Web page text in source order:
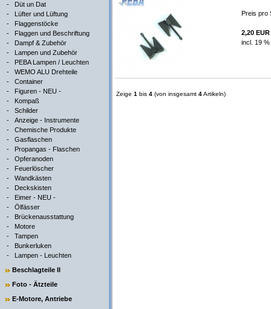
- Düt un Dat
- Lüfter und Lüftung
- Flaggenstöcke
- Flaggen und Beschriftung
- Dampf & Zubehör
- Lampen und Zubehör
- PEBA Lampen / Leuchten
- WEMO ALU Drehteile
- Container
- Figuren - NEU -
- Kompaß
- Schilder
- Anzeige - Instrumente
- Chemische Produkte
- Gasflaschen
- Propangas - Flaschen
- Opferanoden
- Feuerlöscher
- Wandkästen
- Deckskisten
- Eimer - NEU -
- Ölfässer
- Brückenausstattung
- Motore
- Tampen
- Bunkerluken
- Lampen - Leuchten
Beschlagteile II
Foto - Ätzteile
E-Motore, Antriebe
Preis pro
2,20 EUR
incl. 19
Zeige 1 bis 4 (von insgesamt 4Artikeln)